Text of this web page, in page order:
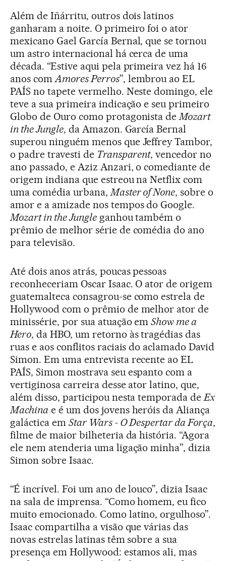
Além de Iñárritu, outros dois latinos
ganharam a noite. O primeiro foi o ator
mexicano Gael García Bernal, que se tornou
um astro internacional há cerca de uma
década. “Estive aqui pela primeira vez há 16
anos comAmores Perros”, lembrou ao EL
PAÍS no tapete vermelho. Neste domingo, ele
teve a sua primeira indicação e seu primeiro
Globo de Ouro como protagonista deMozart
in the Jungle, da Amazon. García Bernal
superou ninguém menos que Jeffrey Tambor,
o padre travesti de Transparent, vencedor no
ano passado, e Aziz Anzari, o comediante de
origem indiana que estreou na Netflix com
uma comédia urbana,Master of None, sobre o
amor e a amizade nos tempos do Google.
Mozart in the Jungleganhou também o
prêmio de melhor série de comédia do ano
para televisão.
Até dois anos atrás, poucas pessoas
reconheceriam Oscar Isaac. O ator de origem
guatemalteca consagrou-se como estrela de
Hollywood com o prêmio de melhor ator de
minissérie, por sua atuação emShow me a
Hero, da HBO, um retorno às tragédias das
ruas e aos conflitos raciais do aclamado David
Simon. Em uma entrevista recente ao EL
PAÍS, Simon mostrava seu espanto com a
vertiginosa carreira desse ator latino, que,
além disso, participou nesta temporada deEx
Machina e é um dos jovens heróis da Aliança
galáctica em Star Wars - O Despertar da Força,
filme de maior bilheteria da história. “Agora
ele nem atenderia uma ligação minha”, dizia
Simon sobre Isaac.
“É incrível. Foi um ano de louco”, dizia Isaac
na sala de imprensa. “Como homem, eu fico
muito emocionado. Como latino, orgulhoso”.
Isaac compartilha a visão que várias das
novas estrelas latinas têm sobre a sua
presença em Hollywood: estamos ali, mas